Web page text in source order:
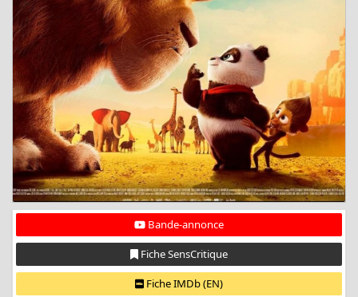
Bande-annonce
Fiche SensCritique
Fiche IMDb (EN)